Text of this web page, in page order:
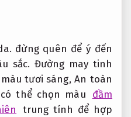
đừng quên để ý đến
sắc. Đường may tinh
tươi sáng,An toàn
thể chọn màu
đầm
trung tính để hợp